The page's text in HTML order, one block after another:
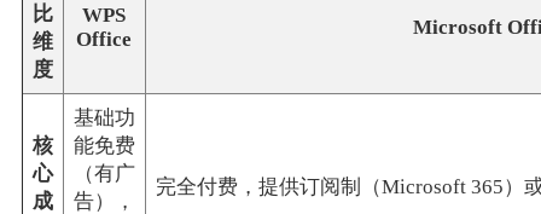
比
维
度
WPS
Office
Microsoft
核
心
成
基础功
能免费
（有广
告），
完全付费，提供订阅制（Microsoft 365）